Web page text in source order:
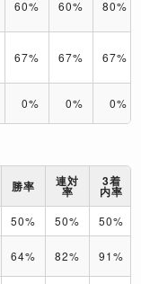
60% 60% 80%
67% 67% 67%
0% 0% 0%
勝率 連対
率
3着
内率
50% 50% 50%
64% 82% 91%